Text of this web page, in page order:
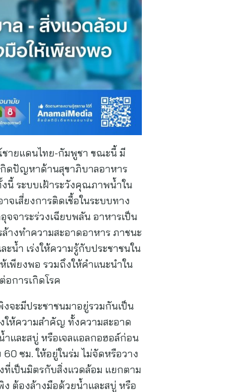
ายแดนไทย-กัมพูชา ขณะนี้ มี
กิดปัญหาด้านสุขาภิบาลอาหาร
นี้ ระบบเฝ้าระวังคุณภาพน้ำใน
เสี่ยงการติดเชื้อในระบบทาง
จาระร่วงเฉียบพลัน อาหารเป็น
างทำความสะอาดอาหาร ภาชนะ
น้ำ เร่งให้ความรู้กับประชาชนใน
พียงพอ รวมถึงให้คำแนะนำใน
การเกิดโรค
จะมีประชาชนมาอยู่รวมกันเป็น
ให้ความสำคัญ ทั้งความสะอาด
และสบู่ หรือเจลแอลกอฮอล์ก่อน
ซม. ให้อยู่ในร่ม ไม่จัดหรือวาง
ที่เป็นมิตรกับสิ่งแวดล้อม แยกตาม
ต้องล้างมือด้วยน้ำและสบู่ หรือ